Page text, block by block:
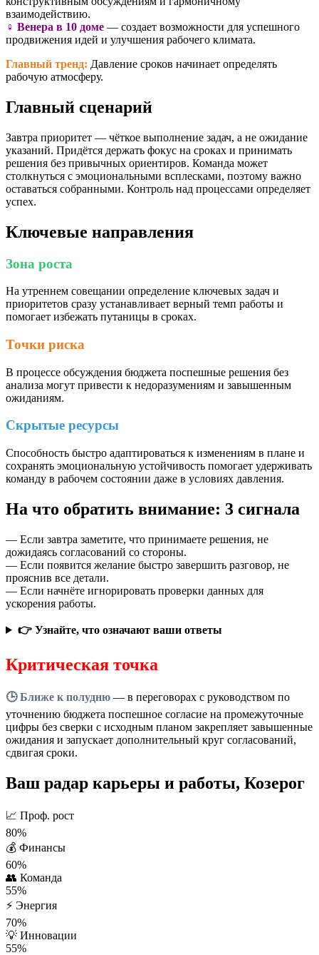
взаимодействию.
♀️ Венера в 10 доме — создает возможности для успешного
продвижения идей и улучшения рабочего климата.
Главный тренд: Давление сроков начинает определять
рабочую атмосферу.
Главный сценарий
Завтра приоритет — чёткое выполнение задач, а не ожидание
указаний. Придётся держать фокус на сроках и принимать
решения без привычных ориентиров. Команда может
столкнуться с эмоциональными всплесками, поэтому важно
оставаться собранными. Контроль над процессами определяет
успех.
Ключевые направления
Зона роста
На утреннем совещании определение ключевых задач и
приоритетов сразу устанавливает верный темп работы и
помогает избежать путаницы в сроках.
Точки риска
В процессе обсуждения бюджета поспешные решения без
анализа могут привести к недоразумениям и завышенным
ожиданиям.
Скрытые ресурсы
Способность быстро адаптироваться к изменениям в плане и
сохранять эмоциональную устойчивость помогает удерживать
команду в рабочем состоянии даже в условиях давления.
На что обратить внимание: 3 сигнала
— Если завтра заметите, что принимаете решения, не
дожидаясь согласований со стороны.
— Если появится желание быстро завершить разговор, не
прояснив все детали.
— Если начнёте игнорировать проверки данных для
ускорения работы.
👉 Узнайте, что означают ваши ответы
Критическая точка
🕒 Ближе к полудню — в переговорах с руководством по
уточнению бюджета поспешное согласие на промежуточные
цифры без сверки с исходным планом закрепляет завышенные
ожидания и запускает дополнительный круг согласований,
сдвигая сроки.
Ваш радар карьеры и работы, Козерог
📈 Проф. рост
80%
💰 Финансы
60%
👥 Команда
55%
⚡ Энергия
70%
💡 Инновации
55%